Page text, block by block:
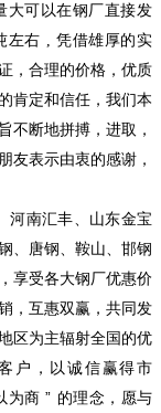
大可以在钢厂直接发
左右
凭借雄厚的实
，合理的价格，优质
肯定和信任，我们本
不断地拼搏，进取，
友表示由衷的感谢，
河南汇丰、山东金宝
、唐钢、鞍山、邯钢
享受各大钢厂优惠价
，互惠双赢，共同发
区为主辐射全国的优
户，以诚信赢得市
为商 ” 的理念，愿与